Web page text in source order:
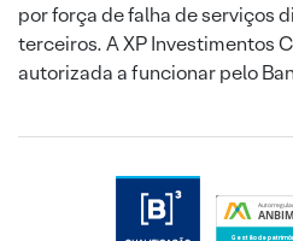
por força de falha de serviços
terceiros. A XP Investimentos
autorizada a funcionar pelo